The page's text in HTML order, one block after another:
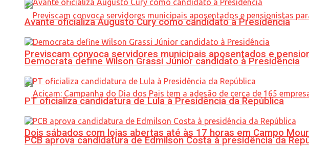
Previscam convoca servidores municipais aposentados e
Dois sábados com lojas abertas até às 17 horas em Campo
Avante oficializa Augusto Cury como candidato à Presidência
Democrata define Wilson Grassi Júnior candidato à Presidência
PT oficializa candidatura de Lula à Presidência da República
PCB aprova candidatura de Edmilson Costa à presidência da